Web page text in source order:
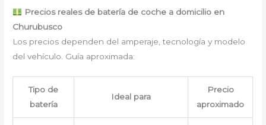
Precios reales de batería de coche a domicilio en
Churubusco
Los precios dependen del amperaje, tecnología y modelo
del vehículo. Guía aproximada:
Tipo de
batería
Ideal para
Precio
aproximado